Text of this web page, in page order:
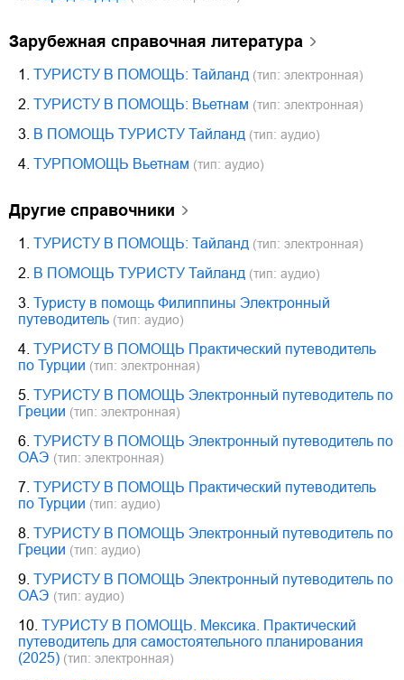
зарубежная справочная литература
1. ТУРИСТУ В ПОМОЩЬ: Тайланд (тип: электронная)
2. ТУРИСТУ В ПОМОЩЬ: Вьетнам (тип: электронная)
3. В ПОМОЩЬ ТУРИСТУ Тайланд (тип: аудио)
4. ТУРПОМОЩЬ Вьетнам (тип: аудио)
другие справочники
1. ТУРИСТУ В ПОМОЩЬ: Тайланд (тип: электронная)
2. В ПОМОЩЬ ТУРИСТУ Тайланд (тип: аудио)
3. Туристу в помощь Филиппины Электронный
путеводитель (тип: аудио)
4. ТУРИСТУ В ПОМОЩЬ Практический путеводитель
по Турции (тип: электронная)
5. ТУРИСТУ В ПОМОЩЬ Электронный путеводитель по
Греции (тип: электронная)
6. ТУРИСТУ В ПОМОЩЬ Электронный путеводитель по
ОАЭ (тип: электронная)
7. ТУРИСТУ В ПОМОЩЬ Практический путеводитель
по Турции (тип: аудио)
8. ТУРИСТУ В ПОМОЩЬ Электронный путеводитель по
Греции (тип: аудио)
9. ТУРИСТУ В ПОМОЩЬ Электронный путеводитель по
ОАЭ (тип: аудио)
10. ТУРИСТУ В ПОМОЩЬ. Мексика. Практический
путеводитель для самостоятельного планирования
(2025) (тип: электронная)